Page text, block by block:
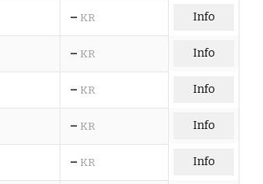
– KR Info
– KR Info
– KR Info
– KR Info
– KR Info